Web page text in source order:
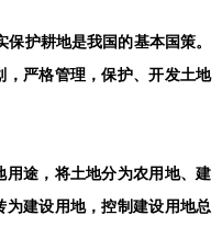
护耕地是我国的基本国策。
严格管理，保护、开发土地
用途，将土地分为农用地、建
建设用地，控制建设用地总